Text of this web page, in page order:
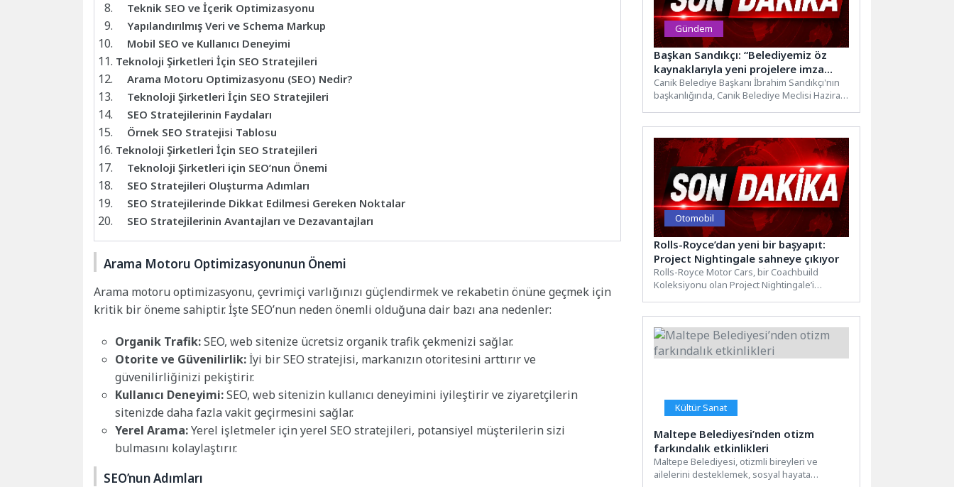
Teknik SEO ve İçerik Optimizasyonu
Yapılandırılmış Veri ve Schema Markup
Mobil SEO ve Kullanıcı Deneyimi
Teknoloji Şirketleri İçin SEO Stratejileri
Arama Motoru Optimizasyonu (SEO) Nedir?
Teknoloji Şirketleri İçin SEO Stratejileri
SEO Stratejilerinin Faydaları
Örnek SEO Stratejisi Tablosu
Teknoloji Şirketleri İçin SEO Stratejileri
Teknoloji Şirketleri için SEO’nun Önemi
SEO Stratejileri Oluşturma Adımları
SEO Stratejilerinde Dikkat Edilmesi Gereken Noktalar
SEO Stratejilerinin Avantajları ve Dezavantajları
Arama Motoru Optimizasyonunun Önemi
Arama motoru optimizasyonu, çevrimiçi varlığınızı güçlendirmek ve rekabetin önüne geçmek için
kritik bir öneme sahiptir. İşte SEO’nun neden önemli olduğuna dair bazı ana nedenler:
Organik Trafik:SEO, web sitenize ücretsiz organik trafik çekmenizi sağlar.
Otorite ve Güvenilirlik:İyi bir SEO stratejisi, markanızın otoritesini arttırır ve
güvenilirliğinizi pekiştirir.
Kullanıcı Deneyimi:SEO, web sitenizin kullanıcı deneyimini iyileştirir ve ziyaretçilerin
sitenizde daha fazla vakit geçirmesini sağlar.
Yerel Arama:Yerel işletmeler için yerel SEO stratejileri, potansiyel müşterilerin sizi
bulmasını kolaylaştırır.
SEO’nun Adımları
Gündem
Başkan Sandıkçı: “Belediyemiz öz
kaynaklarıyla yeni projelere imza
atıyoruz”
Canik Belediye Başkanı İbrahim Sandıkçı'nın
başkanlığında, Canik Belediye Meclisi Haziran
Otomobil
Rolls-Royce’dan yeni bir başyapıt:
Project Nightingale sahneye çıkıyor
Rolls-Royce Motor Cars, bir Coachbuild
Koleksiyonu olan Project Nightingale’i
Kültür Sanat
Maltepe Belediyesi’nden otizm
farkındalık etkinlikleri
Maltepe Belediyesi, otizmli bireyleri ve
ailelerini desteklemek, sosyal hayata